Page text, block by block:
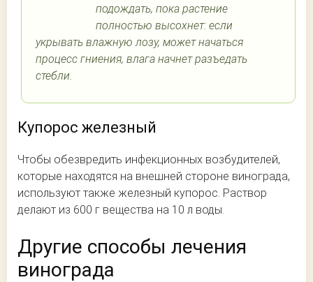
подождать, пока растение
полностью высохнет: если
укрывать влажную лозу, может начаться
процесс гниения, влага начнет разъедать
стебли.
Купорос железный
Чтобы обезвредить инфекционных возбудителей,
которые находятся на внешней стороне винограда,
используют также железный купорос. Раствор
делают из 600 г вещества на 10 л воды.
Другие способы лечения
винограда